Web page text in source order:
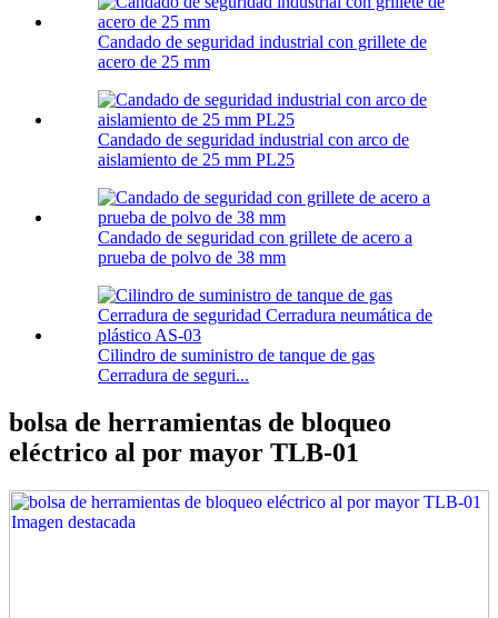
Candado de seguridad industrial con grillete de
acero de 25 mm
Candado de seguridad industrial con arco de
aislamiento de 25 mm PL25
Candado de seguridad con grillete de acero a
prueba de polvo de 38 mm
Cilindro de suministro de tanque de gas
Cerradura de seguri...
bolsa de herramientas de bloqueo
eléctrico al por mayor TLB-01